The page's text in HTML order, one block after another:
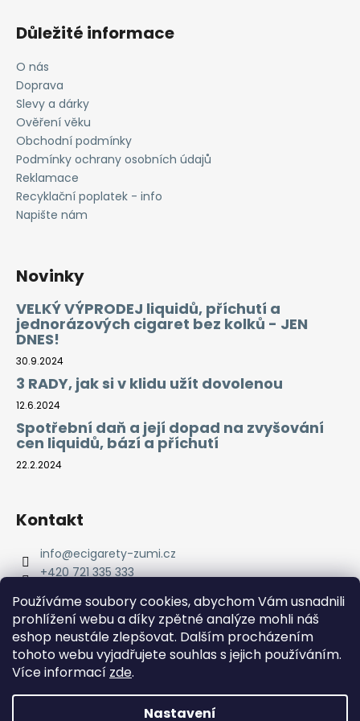
Používáme soubory cookies, abychom Vám usnadnili
prohlížení webu a díky zpětné analýze mohli náš
eshop neustále zlepšovat. Dalším procházením
tohoto webu vyjadřujete souhlas s jejich používáním.
Více informací zde.
Nastavení
Důležité informace
O nás
Doprava
Slevy a dárky
Ověření věku
Obchodní podmínky
Podmínky ochrany osobních údajů
Reklamace
Recyklační poplatek - info
Napište nám
Novinky
VELKÝ VÝPRODEJ liquidů, příchutí a
jednorázových cigaret bez kolků - JEN
DNES!
30.9.2024
3 RADY, jak si v klidu užít dovolenou
12.6.2024
Spotřební daň a její dopad na zvyšování
cen liquidů, bází a příchutí
22.2.2024
Kontakt
info@ecigarety-zumi.cz
+420 721 335 333